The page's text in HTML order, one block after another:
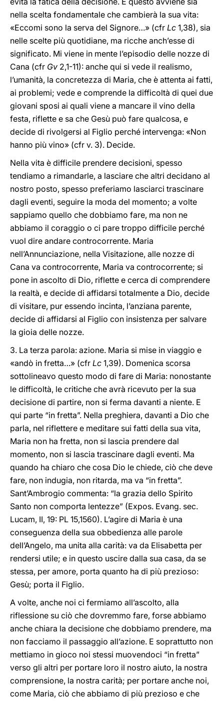
nella scelta fondamentale che cambierà la sua vita:
«Eccomi sono la serva del Signore…» (cfr Lc 1,38), sia
nelle scelte più quotidiane, ma ricche anch’esse di
significato. Mi viene in mente l’episodio delle nozze di
Cana (cfr Gv 2,1-11): anche qui si vede il realismo,
l’umanità, la concretezza di Maria, che è attenta ai fatti,
ai problemi; vede e comprende la difficoltà di quei due
giovani sposi ai quali viene a mancare il vino della
festa, riflette e sa che Gesù può fare qualcosa, e
decide di rivolgersi al Figlio perché intervenga: «Non
hanno più vino» (cfr v. 3). Decide.
Nella vita è difficile prendere decisioni, spesso
tendiamo a rimandarle, a lasciare che altri decidano al
nostro posto, spesso preferiamo lasciarci trascinare
dagli eventi, seguire la moda del momento; a volte
sappiamo quello che dobbiamo fare, ma non ne
abbiamo il coraggio o ci pare troppo difficile perché
vuol dire andare controcorrente. Maria
nell’Annunciazione, nella Visitazione, alle nozze di
Cana va controcorrente, Maria va controcorrente; si
pone in ascolto di Dio, riflette e cerca di comprendere
la realtà, e decide di affidarsi totalmente a Dio, decide
di visitare, pur essendo incinta, l’anziana parente,
decide di affidarsi al Figlio con insistenza per salvare
la gioia delle nozze.
3. La terza parola: azione. Maria si mise in viaggio e
«andò in fretta…» (cfr Lc 1,39). Domenica scorsa
sottolineavo questo modo di fare di Maria: nonostante
le difficoltà, le critiche che avrà ricevuto per la sua
decisione di partire, non si ferma davanti a niente. E
qui parte “in fretta”. Nella preghiera, davanti a Dio che
parla, nel riflettere e meditare sui fatti della sua vita,
Maria non ha fretta, non si lascia prendere dal
momento, non si lascia trascinare dagli eventi. Ma
quando ha chiaro che cosa Dio le chiede, ciò che deve
fare, non indugia, non ritarda, ma va “in fretta”.
Sant’Ambrogio commenta: “la grazia dello Spirito
Santo non comporta lentezze” (Expos. Evang. sec.
Lucam, II, 19: PL 15,1560). L’agire di Maria è una
conseguenza della sua obbedienza alle parole
dell’Angelo, ma unita alla carità: va da Elisabetta per
rendersi utile; e in questo uscire dalla sua casa, da se
stessa, per amore, porta quanto ha di più prezioso:
Gesù; porta il Figlio.
A volte, anche noi ci fermiamo all’ascolto, alla
riflessione su ciò che dovremmo fare, forse abbiamo
anche chiara la decisione che dobbiamo prendere, ma
non facciamo il passaggio all’azione. E soprattutto non
mettiamo in gioco noi stessi muovendoci “in fretta”
verso gli altri per portare loro il nostro aiuto, la nostra
comprensione, la nostra carità; per portare anche noi,
come Maria, ciò che abbiamo di più prezioso e che